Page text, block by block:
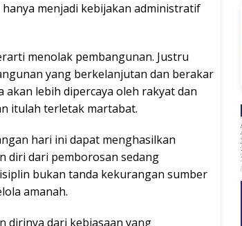
menjadi kebijakan administratif
menolak pembangunan. Justru
yang berkelanjutan dan berakar
lebih dipercaya oleh rakyat dan
itulah terletak martabat.
hari ini dapat menghasilkan
diri dari pemborosan sedang
bukan tanda kekurangan sumber
amanah.
dirinya dari kebiasaan yang